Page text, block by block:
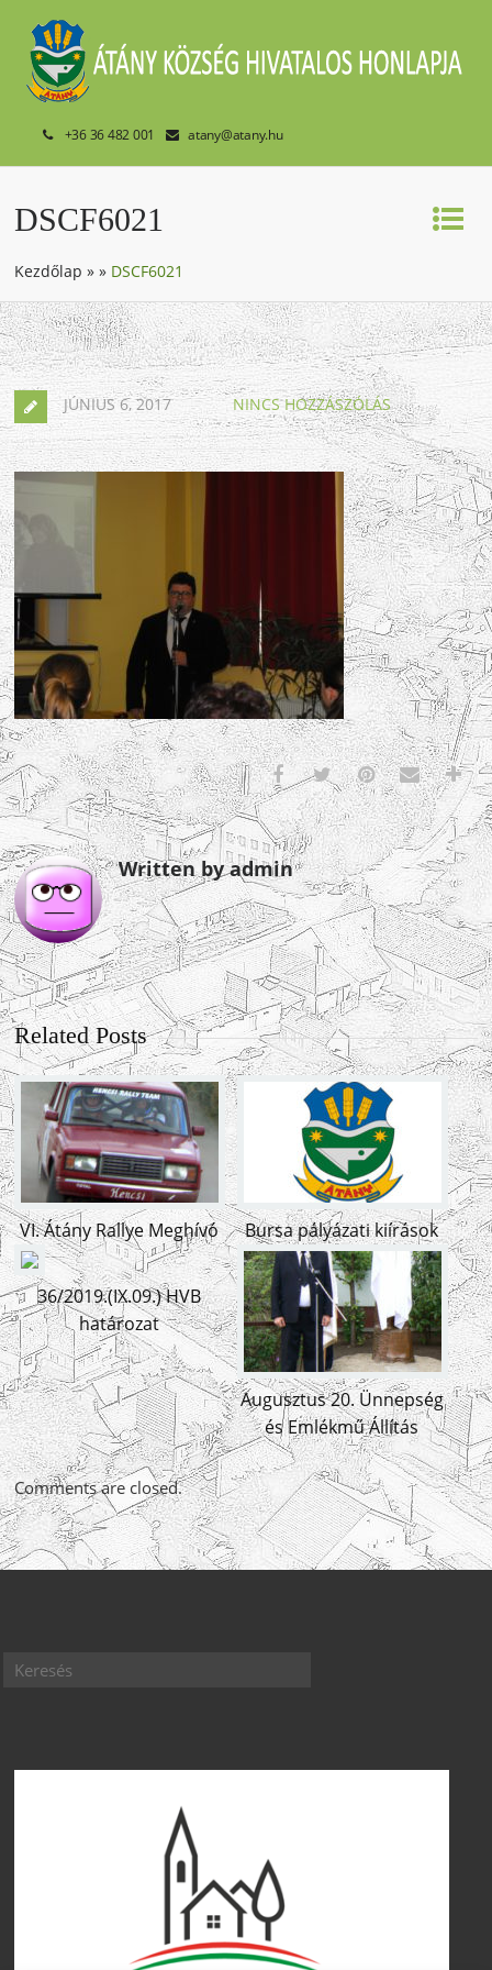
+36 36 482 001 atany@atany.hu
DSCF6021
Kezdőlap »» DSCF6021
JÚNIUS 6, 2017 NINCS HOZZÁSZÓLÁS
Written by admin
Related Posts
VI. Átány Rallye Meghívó Bursa pályázati kiírások
36/2019.(IX.09.) HVB
határozat
Augusztus 20. Ünnepség
és Emlékmű Állítás
Comments are closed.